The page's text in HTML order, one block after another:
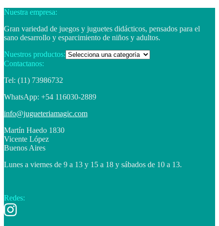
Nuestra empresa:
Gran variedad de juegos y juguetes didácticos, pensados para el
sano desarrollo y esparcimiento de niños y adultos.
Nuestros productos:
Contactanos:
Tel: (11) 73986732
WhatsApp: +54 116030-2889
info@jugueteriamagic.com
Martín Haedo 1830
Vicente López
Buenos Aires
Lunes a viernes de 9 a 13 y 15 a 18 y sábados de 10 a 13.
Redes: